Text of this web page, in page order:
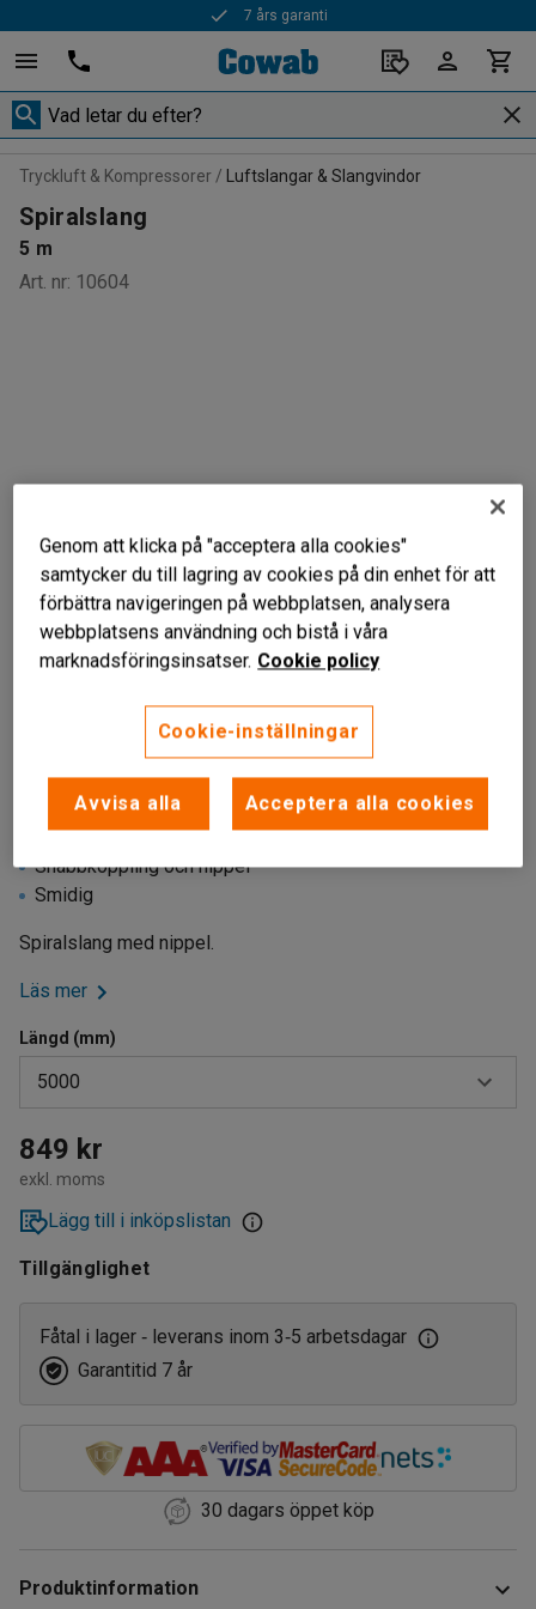
7 års garanti
Snabba leveranser
Tryckluft & Kompressorer Luftslangar & Slangvindor
Spiralslang
5 m
Art. nr: 10604
Färdigmonterad
Snabbkoppling och nippel
Smidig
Spiralslang med nippel.
Läs mer
Längd (mm)
5000
5000
10000
849 kr
exkl. moms
Lägg till i inköpslistan
Tillgänglighet
Fåtal i lager ‑ leverans inom 3‑5 arbetsdagar
Garantitid 7 år
30 dagars öppet köp
Produktinformation
Genom att klicka på "acceptera alla cookies"
samtycker du till lagring av cookies på din enhet för att
förbättra navigeringen på webbplatsen, analysera
webbplatsens användning och bistå i våra
marknadsföringsinsatser. Cookie policy
Cookie-inställningar
Avvisa alla Acceptera alla cookies